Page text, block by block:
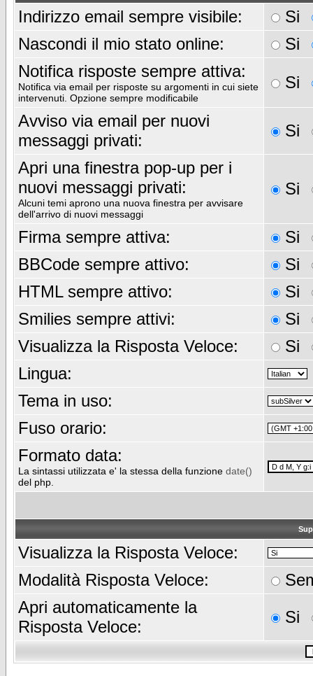
Indirizzo email sempre visibile:
Si
Nascondi il mio stato online:
Si
Notifica risposte sempre attiva:
Notifica via email per risposte su argomenti in cui siete
intervenuti. Opzione sempre modificabile
Si
Avviso via email per nuovi
messaggi privati:
Si
Apri una finestra pop-up per i
nuovi messaggi privati:
Alcuni temi aprono una nuova finestra per avvisare
dell'arrivo di nuovi messaggi
Si
Firma sempre attiva:
Si
BBCode sempre attivo:
Si
HTML sempre attivo:
Si
Smilies sempre attivi:
Si
Visualizza la Risposta Veloce:
Si
Lingua:
Tema in uso:
Fuso orario:
Formato data:
La sintassi utilizzata e' la stessa della funzione date()
del php.
Visualizza la Risposta Veloce:
Modalità Risposta Veloce:
Apri automaticamente la
Risposta Veloce:
Si